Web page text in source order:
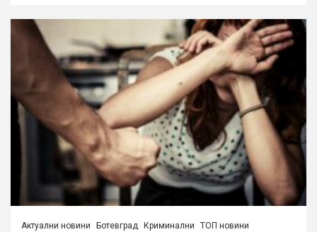
Актуални новини Ботевград Криминални ТОП новини